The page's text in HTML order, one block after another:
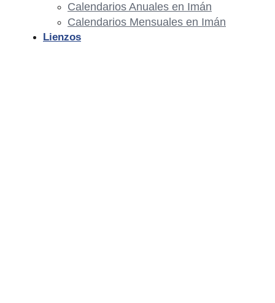
Calendarios Anuales en Imán
Calendarios Mensuales en Imán
Lienzos